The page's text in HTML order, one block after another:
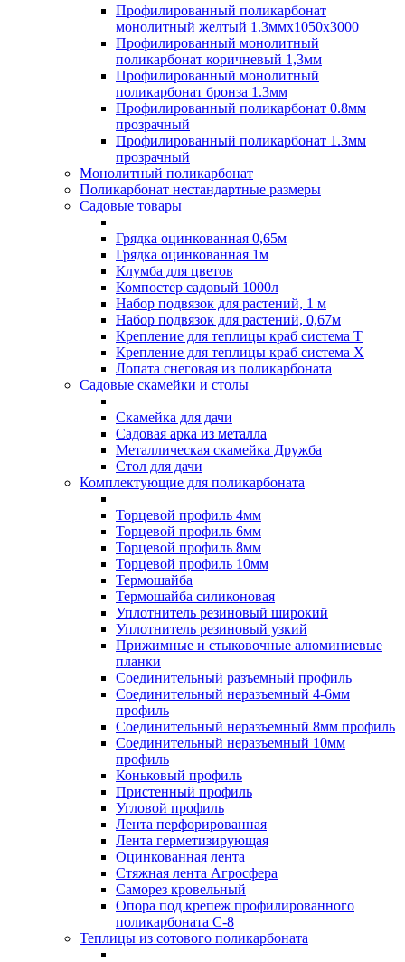
Профилированный поликарбонат
монолитный желтый 1.3ммх1050х3000
Профилированный монолитный
поликарбонат коричневый 1,3мм
Профилированный монолитный
поликарбонат бронза 1.3мм
Профилированный поликарбонат 0.8мм
прозрачный
Профилированный поликарбонат 1.3мм
прозрачный
Монолитный поликарбонат
Поликарбонат нестандартные размеры
Садовые товары
Грядка оцинкованная 0,65м
Грядка оцинкованная 1м
Клумба для цветов
Компостер садовый 1000л
Набор подвязок для растений, 1 м
Набор подвязок для растений, 0,67м
Крепление для теплицы краб система Т
Крепление для теплицы краб система Х
Лопата снеговая из поликарбоната
Садовые скамейки и столы
Скамейка для дачи
Садовая арка из металла
Металлическая скамейка Дружба
Стол для дачи
Комплектующие для поликарбоната
Торцевой профиль 4мм
Торцевой профиль 6мм
Торцевой профиль 8мм
Торцевой профиль 10мм
Термошайба
Термошайба силиконовая
Уплотнитель резиновый широкий
Уплотнитель резиновый узкий
Прижимные и стыковочные алюминиевые
планки
Соединительный разъемный профиль
Соединительный неразъемный 4-6мм
профиль
Соединительный неразъемный 8мм профиль
Соединительный неразъемный 10мм
профиль
Коньковый профиль
Пристенный профиль
Угловой профиль
Лента перфорированная
Лента герметизирующая
Оцинкованная лента
Стяжная лента Агросфера
Саморез кровельный
Опора под крепеж профилированного
поликарбоната С-8
Теплицы из сотового поликарбоната